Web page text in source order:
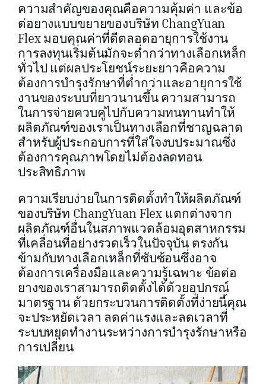
ความสำคัญของคุณคือความคุ้มค่า และข้อ
ต่อยางแบบขยายของบริษัท ChangYuan
Flex มอบคุณค่าที่ดีตลอดอายุการใช้งาน
การลงทุนเริ่มต้นมักจะต่ำกว่าทางเลือกเหล็ก
ทั่วไป แต่ผลประโยชน์ระยะยาวคือความ
ต้องการบำรุงรักษาที่ต่ำกว่าและอายุการใช้
งานของระบบที่ยาวนานขึ้น ความสามารถ
ในการจ่ายควบคู่ไปกับความทนทานทำให้
ผลิตภัณฑ์ของเราเป็นทางเลือกที่ชาญฉลาด
สำหรับผู้ประกอบการที่ใส่ใจงบประมาณซึ่ง
ต้องการคุณภาพโดยไม่ต้องลดทอน
ประสิทธิภาพ
ความเรียบง่ายในการติดตั้งทำให้ผลิตภัณฑ์
ของบริษัท ChangYuan Flex แตกต่างจาก
ผลิตภัณฑ์อื่นในสภาพแวดล้อมอุตสาหกรรม
ที่เคลื่อนที่อย่างรวดเร็วในปัจจุบัน ตรงกัน
ข้ามกับทางเลือกเหล็กที่ซับซ้อนซึ่งอาจ
ต้องการเครื่องมือและความรู้เฉพาะ ข้อต่อ
ยางของเราสามารถติดตั้งได้ด้วยอุปกรณ์
มาตรฐาน ด้วยกระบวนการติดตั้งที่ง่ายนี้คุณ
จะประหยัดเวลา ลดค่าแรงและลดเวลาที่
ระบบหยุดทำงานระหว่างการบำรุงรักษาหรือ
การเปลี่ยน